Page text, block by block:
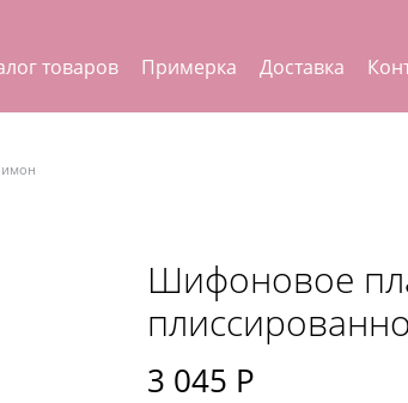
товаров Примерка Доставка
Шифоновое
3 045 Р